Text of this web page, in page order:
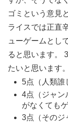
ゴミという意見
ライスでは正直
ューゲームとし
ると思います。
たいと思います。
5点（人類誰
4点（ジャン
がなくても
3点（そのジ